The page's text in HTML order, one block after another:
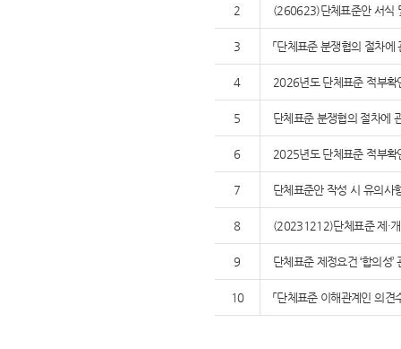
2 (260623)단체표준안 서식
3 「단체표준 분쟁협의 절차에
4 2026년도 단체표준 적부확
5 단체표준 분쟁협의 절차에
6 2025년도 단체표준 적부확
7 단체표준안 작성 시 유의사
8 (20231212)단체표준 제·
9 단체표준 제정요건 ‘합의성
10 「단체표준 이해관계인 의